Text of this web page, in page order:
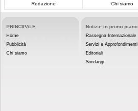
Redazione Chi siamo
PRINCIPALE
Home
Pubblicità
Chi siamo
Notizie in primo piano
Rassegna Internazionale
Servizi e Approfondimenti
Editoriali
Sondaggi